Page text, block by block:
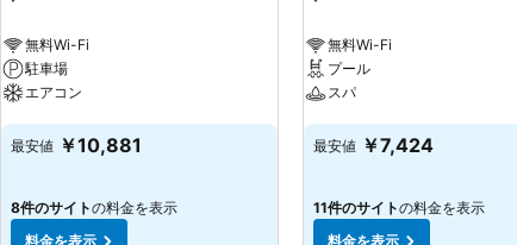
無料Wi-Fi
駐車場
エアコン
料金を表示
最安値 ￥10,881
8件のサイトの料金を表示
料金を表示
無料Wi-Fi
プール
スパ
料金を表示
最安値 ￥7,424
11件のサイトの料金を表示
料金を表示